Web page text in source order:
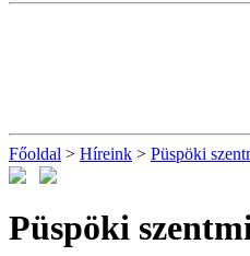
Főoldal > Híreink > Püspöki
Püspöki